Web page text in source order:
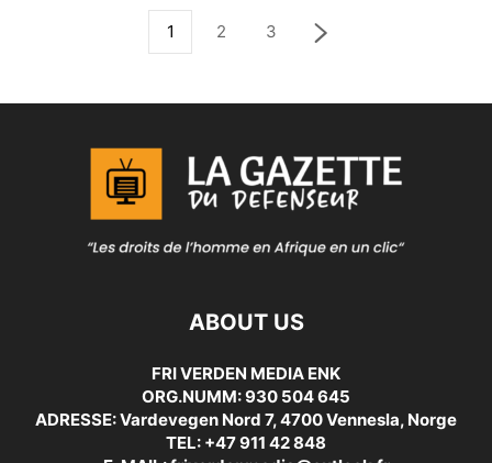
1 2 3
ABOUT US
FRI VERDEN MEDIA ENK
ORG.NUMM: 930 504 645
ADRESSE: Vardevegen Nord 7, 4700 Vennesla, Norge
TEL: +47 911 42 848